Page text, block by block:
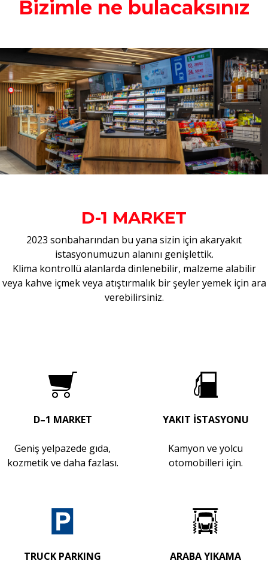
Bizimle ne bulacaksınız
D-1 MARKET
2023 sonbaharından bu yana sizin için akaryakıt
istasyonumuzun alanını genişlettik.
Klima kontrollü alanlarda dinlenebilir, malzeme alabilir
veya kahve içmek veya atıştırmalık bir şeyler yemek için ara
verebilirsiniz.
D–1 MARKET
Geniş yelpazede gıda,
kozmetik ve daha fazlası.
YAKIT İSTASYONU
Kamyon ve yolcu
otomobilleri için.
TRUCK PARKING ARABA YIKAMA